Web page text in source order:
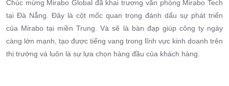
Chúc mừng Mirabo Global đã khai trương văn phòng Mirabo Tech
tại Đà Nẵng. Đây là cột mốc quan trọng đánh dấu sự phát triển
của Mirabo tại miền Trung. Và sẽ là bàn đạp giúp công ty ngày
càng lớn mạnh, tạo được tiếng vang trong lĩnh vực kinh doanh trên
thị trường và luôn là sự lựa chọn hàng đầu của khách hàng.